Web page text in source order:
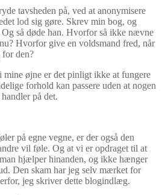
tavsheden på, ved at anonymisere
lod sig gøre. Skrev min bog, og
så døde han. Hvorfor så ikke nævne
Hvorfor give en voldsmand fred, når
for den?
øjne er det pinligt ikke at fungere
forhold kan passere uden at nogen
på det.
på egne vegne, er der også den
vil føle. Og at vi er opdraget til at
hjælper hinanden, og ikke hænger
Den skam har jeg selv mærket for
jeg skriver dette blogindlæg.